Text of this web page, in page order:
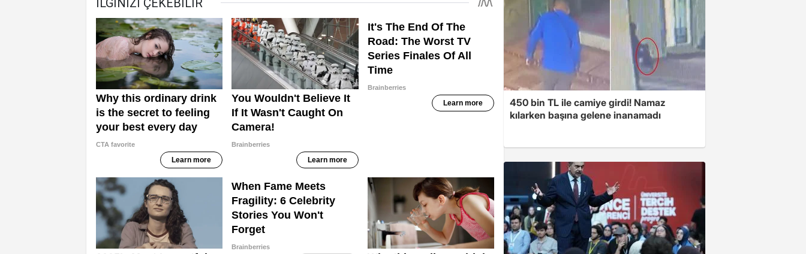
450 bin TL ile camiye girdi! Namaz
kılarken başına gelene inanamadı